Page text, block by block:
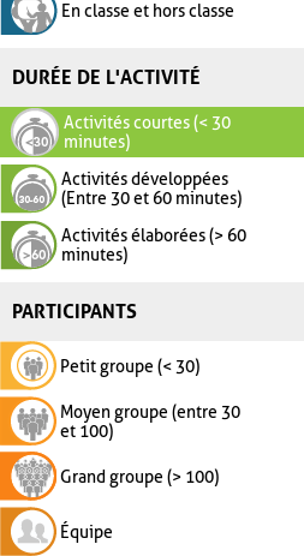
En classe et hors classe
DURÉE DE L'ACTIVITÉ
Activités courtes (< 30
minutes)
Activités développées
(Entre 30 et 60 minutes)
Activités élaborées (> 60
minutes)
PARTICIPANTS
Petit groupe (< 30)
Moyen groupe (entre 30
et 100)
Grand groupe (> 100)
Équipe